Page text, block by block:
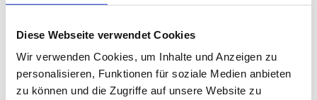
Diese Webseite verwendet Cookies
Wir verwenden Cookies, um Inhalte und Anzeigen zu
personalisieren, Funktionen für soziale Medien anbieten
zu können und die Zugriffe auf unsere Website zu